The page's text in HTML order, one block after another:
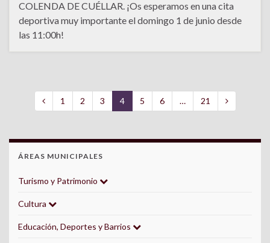
COLENDA DE CUÉLLAR. ¡Os esperamos en una cita
deportiva muy importante el domingo 1 de junio desde
las 11:00h!
1 2 3 4 5 6 … 21
ÁREAS MUNICIPALES
Turismo y Patrimonio
Cultura
Educación, Deportes y Barrios